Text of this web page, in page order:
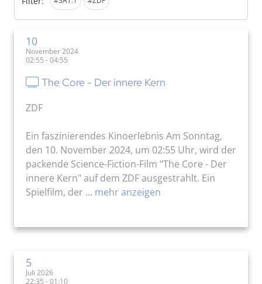
10
November 2024
02:55 - 04:55
The Core - Der innere Kern
ZDF
Ein faszinierendes Kinoerlebnis Am Sonntag,
den 10. November 2024, um 02:55 Uhr, wird der
packende Science-Fiction-Film "The Core - Der
innere Kern" auf dem ZDF ausgestrahlt. Ein
Spielfilm, der ... mehr anzeigen
5
Juli 2026
22:35 - 01:10